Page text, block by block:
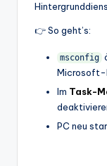
👉 So geht’s:
msconfig
Microsoft-
Im Task-
PC neu